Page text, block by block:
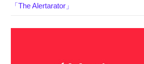
「The Alertarator」